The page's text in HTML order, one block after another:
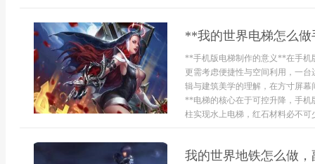
**我的世界电梯怎么
**手机版电梯制作的意义**在手机
更需考虑便捷性与空间利用，一
辑与建筑美学的理解，在方寸屏
**电梯的核心在于可控升降，手机
柱实现水上电梯，红石材料必不可
我的世界地铁怎么做